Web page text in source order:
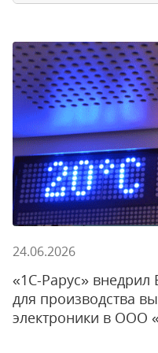
24.06.2026
«1С-Рарус» внедрил
для производства
электроники в ООО